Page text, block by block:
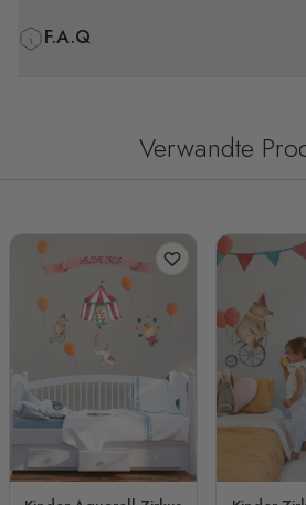
F.A.Q
Verwandte